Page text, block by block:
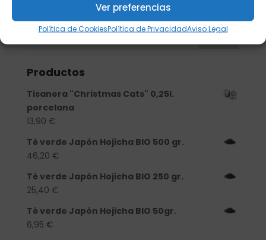
Ver preferencias
Política de CookiesPolítica de PrivacidadAviso Legal
Productos
Tisanera "Christmas Cats" 0,25l.
porcelana
13,90 €
Té verde Japón Hojicha BIO 500 gr.
46,20 €
Té verde Japón Hojicha BIO 250 gr.
25,40 €
Té verde Japón Hojicha BIO 50gr.
6,95 €